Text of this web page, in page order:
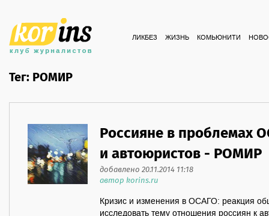
ЛИКБЕЗ ЖИЗНЬ КОМЬЮНИТИ
Тег: РОМИР
Россияне в проблемах
и автоюристов - РОМИР
добавлено 20.11.2014 11:18
автор korins.ru
Кризис и изменения в ОСАГО: реакция
исследовать тему отношения россиян к